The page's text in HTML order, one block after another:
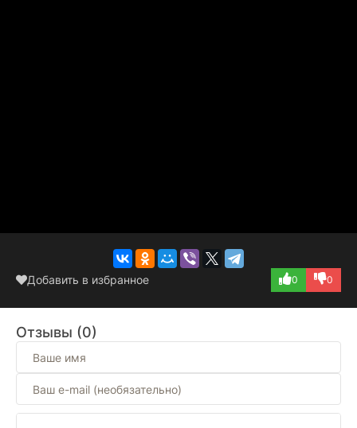
Добавить в избранное 0 0
Отзывы (0)